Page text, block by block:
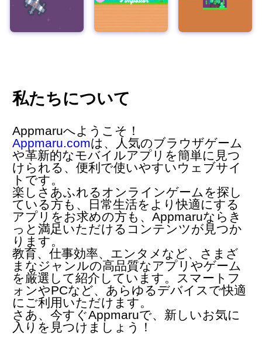
私たちについて
Appmaruへようこそ！
Appmaru.comは、人気のブラウザゲーム
や革新的なモバイルアプリ を簡単に見つ
けられる、便利で使いやすいウェブサイ
トです。
楽しさあふれるオンラインゲームを探し
ている方も、日常生活をより快適にする
アプリをお求めの方も、Appmaruならき
っと満足いただけるコンテンツが見つか
ります。
教育、仕事効率、エンタメなど、さまざ
まなジャンルの高品質なアプリやゲーム
を厳選して紹介しています。スマートフ
ォンやPCなど、あらゆるデバイスで快適
にご利用いただけます。
さあ、今すぐAppmaruで、新しいお気に
入りを見つけましょう！